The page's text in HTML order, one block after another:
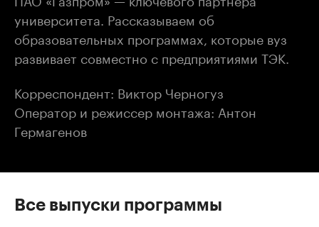
университета. Рассказываем об
образовательных программах, которые вуз
развивает совместно с предприятиями ТЭК.
Корреспондент: Виктор Черногуз
Оператор и режиссер монтажа: Антон
Гермагенов
Все выпуски программы